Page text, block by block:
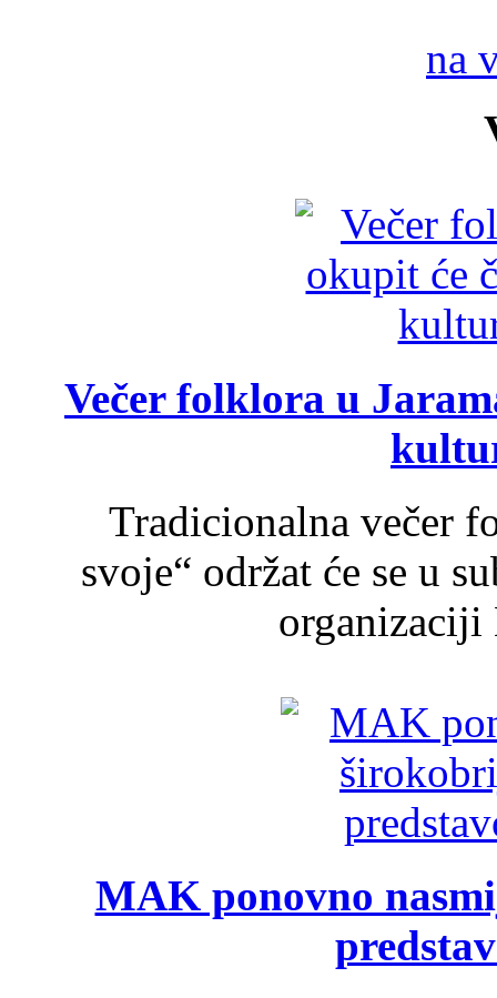
na
Večer folklora u
Tradicionalna večer
svoje“ održat će se u
organizaciji
MAK ponovno